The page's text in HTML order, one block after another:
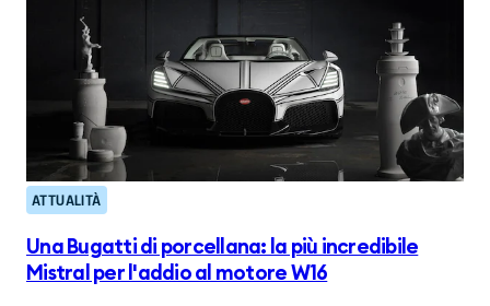
ATTUALITÀ
Una Bugatti di porcellana: la più incredibile
Mistral per l'addio al motore W16